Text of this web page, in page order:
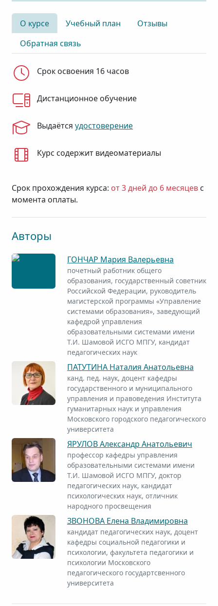
О курсе Учебный план
Отзывы
Обратная связь
Срок освоения 16 часов
Дистанционное обучение
Выдаётся удостоверение
Курс содержит видеоматериалы
Срок прохождения курса: от 3 дней до 6 месяцев с
момента оплаты.
Авторы
ГОНЧАР Мария Валерьевна
почетный работник общего
образования, государственный советник
Российской Федерации, руководитель
магистерской программы «Управление
системами образования», заведующий
кафедрой управления
образовательными системами имени
Т.И. Шамовой ИСГО МПГУ, кандидат
педагогических наук
ПАТУТИНА Наталия Анатольевна
канд. пед. наук, доцент кафедры
государственного и муниципального
управления и правоведения Института
гуманитарных наук и управления
Московского городского педагогического
университета
ЯРУЛОВ Александр Анатольевич
профессор кафедры управления
образовательными системами имени
Т.И. Шамовой ИСГО МПГУ, доктор
педагогических наук, кандидат
психологических наук, отличник
народного просвещения
ЗВОНОВА Елена Владимировна
кандидат педагогических наук, доцент
кафедры социальной педагогики и
психологии, факультета педагогики и
психологии Московского
педагогического государтсвенного
университета